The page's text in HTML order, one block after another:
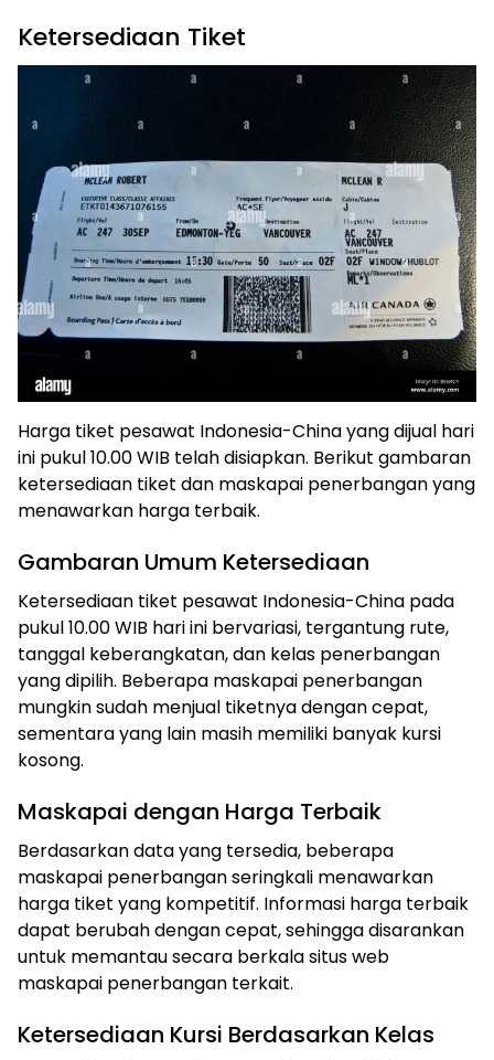
Ketersediaan Tiket
Harga tiket pesawat Indonesia-China yang dijual hari
ini pukul 10.00 WIB telah disiapkan. Berikut gambaran
ketersediaan tiket dan maskapai penerbangan yang
menawarkan harga terbaik.
Gambaran Umum Ketersediaan
Ketersediaan tiket pesawat Indonesia-China pada
pukul 10.00 WIB hari ini bervariasi, tergantung rute,
tanggal keberangkatan, dan kelas penerbangan
yang dipilih. Beberapa maskapai penerbangan
mungkin sudah menjual tiketnya dengan cepat,
sementara yang lain masih memiliki banyak kursi
kosong.
Maskapai dengan Harga Terbaik
Berdasarkan data yang tersedia, beberapa
maskapai penerbangan seringkali menawarkan
harga tiket yang kompetitif. Informasi harga terbaik
dapat berubah dengan cepat, sehingga disarankan
untuk memantau secara berkala situs web
maskapai penerbangan terkait.
Ketersediaan Kursi Berdasarkan Kelas